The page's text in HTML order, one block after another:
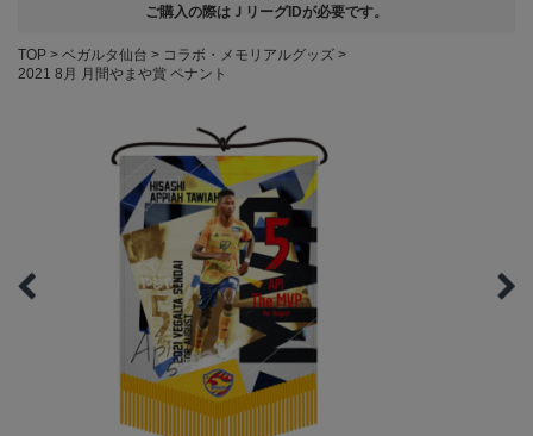
ご購入の際はＪリーグIDが必要です。
TOP ベガルタ仙台
コラボ・メモリアルグッズ
2021 8月 月間やまや賞 ペナント